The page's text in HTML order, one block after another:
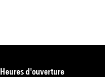
heures d'ouverture